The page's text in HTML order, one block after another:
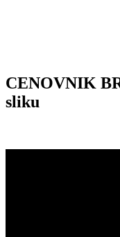
CENOVNIK
sliku